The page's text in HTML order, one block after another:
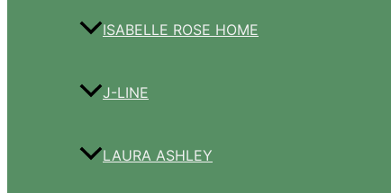
ISABELLE ROSE HOME
J-LINE
LAURA ASHLEY